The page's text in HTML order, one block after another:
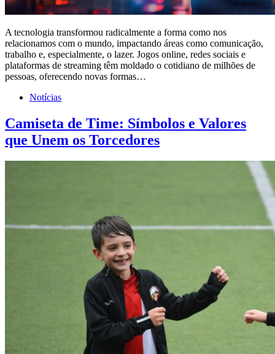
A tecnologia transformou radicalmente a forma como nos
relacionamos com o mundo, impactando áreas como comunicação,
trabalho e, especialmente, o lazer. Jogos online, redes sociais e
plataformas de streaming têm moldado o cotidiano de milhões de
pessoas, oferecendo novas formas…
Notícias
Camiseta de Time: Símbolos e Valores
que Unem os Torcedores